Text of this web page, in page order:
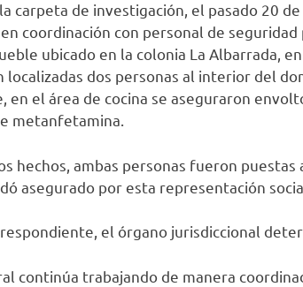
carpeta de investigación, el pasado 20
coordinación con personal de
ubicado en la colonia La Albarrada,
dos personas al interior del
en el área de cocina se aseguraron
metanfetamina.
hechos, ambas personas fueron
asegurado por esta representación
el órgano jurisdiccional
continúa trabajando de manera